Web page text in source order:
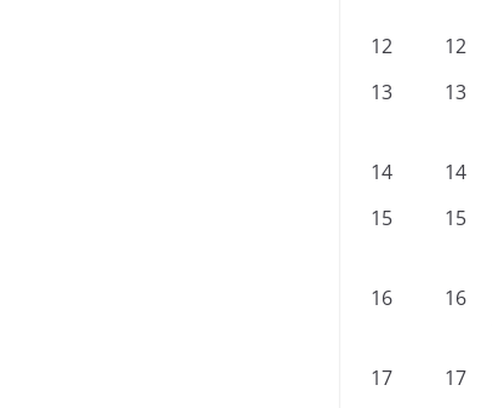
12 12
13
13
14 14
15
15
16 16
17 17